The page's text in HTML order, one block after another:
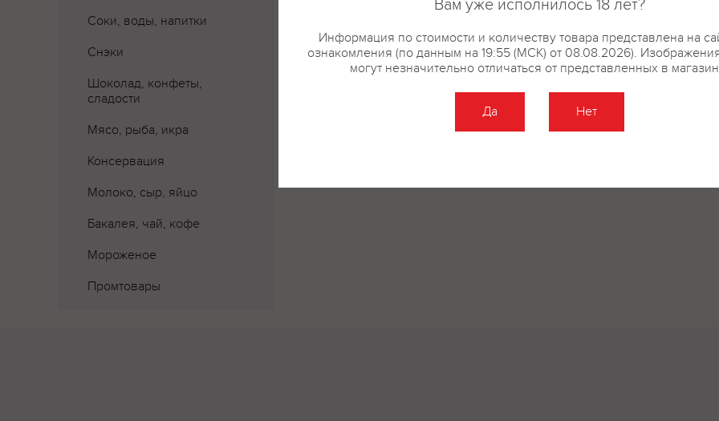
Соки, воды, напитки
Снэки
Шоколад, конфеты,
сладости
Мясо, рыба, икра
Консервация
Молоко, сыр, яйцо
Бакалея, чай, кофе
Мороженое
Промтовары
Вам уже исполнилось 18 лет?
Информация по стоимости и количеству товара представлена на
ознакомления (по данным на 19:55 (МСК) от 08.08.2026).
могут незначительно отличаться от представленных в
Да Нет